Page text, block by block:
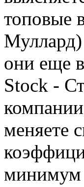
топовые
они еще
Stock -
меняете
минимум